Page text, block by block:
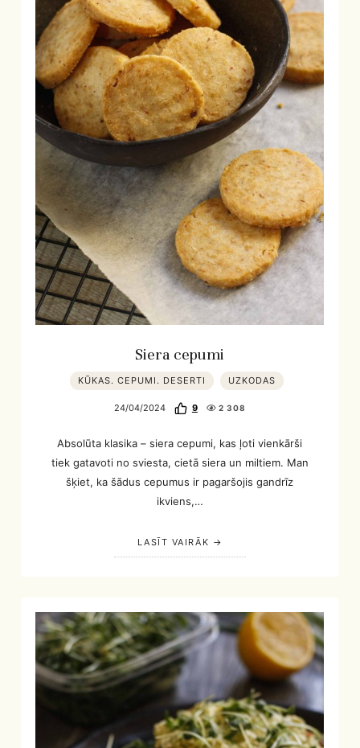
Siera cepumi
KŪKAS. CEPUMI. DESERTI UZKODAS
24/04/2024 9 2 308
Absolūta klasika – siera cepumi, kas ļoti vienkārši
tiek gatavoti no sviesta, cietā siera un miltiem. Man
šķiet, ka šādus cepumus ir pagaršojis gandrīz
ikviens,…
LASĪT VAIRĀK